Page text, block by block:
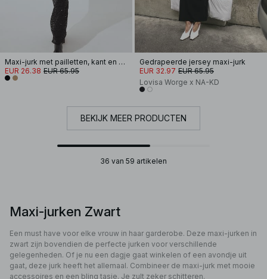
Maxi-jurk met pailletten, kant en halternek
EUR 26.38 EUR 65.95
Gedrapeerde jersey maxi-jurk
EUR 32.97 EUR 65.95
Lovisa Worge x NA-KD
BEKIJK MEER PRODUCTEN
36 van 59 artikelen
Maxi-jurken Zwart
Een must have voor elke vrouw in haar garderobe. Deze maxi-jurken in
zwart zijn bovendien de perfecte jurken voor verschillende
gelegenheden. Of je nu een dagje gaat winkelen of een avondje uit
gaat, deze jurk heeft het allemaal. Combineer de maxi-jurk met mooie
accessoires en een bling tasje. Je zult zeker schitteren.